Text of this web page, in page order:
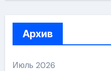
Архив
Июль 2026